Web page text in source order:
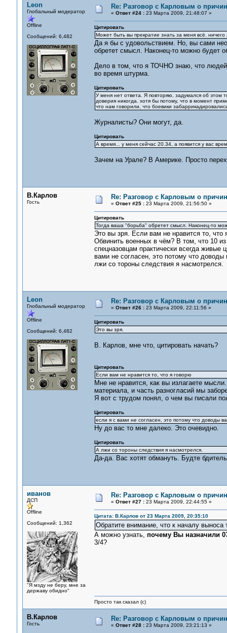
Leon
Глобальный модератор
Offline
Сообщений: 6,482
Re: Разговор с Карловым о
« Ответ #24 :23 Марта 2009, 21:48:07 »
Цитировать
Может быть вы прекратие знать за меня всё. ничего
Да я бы с удовольствием. Но, вы сами
обретет смысл. Наконец-то можно будет
Дело в том, что я ТОЧНО знаю, что
во время штурма.
Цитировать
У меня нет ответа. Я повторяю, задумался об
доверия никогда. хотя бы потому, что в момент
что нам говорили, что боевики
Журналисты? Они могут, да.
Цитировать
А время... у меня сейчас 20.34, а появится у вас
Зачем на Урале? В Америке. Просто
В.Карлов
Гость
Re: Разговор с Карловым о
« Ответ #25 :23 Марта 2009, 21:56:50 »
Цитировать
Тогда ваша "борьба" обретет смысл. Наконец-то
Это вы зря. Если вам не нравится то, что
Обвинить военных в чём? В том, что 10
спецназовцам практически всегда
вами не согласен, это потому что
лжи со тороны следствия я насмотрелся.
Leon
Глобальный модератор
Offline
Сообщений: 6,482
Re: Разговор с Карловым о
« Ответ #26 :23 Марта 2009, 22:11:56 »
Цитировать
Это вы зря.
В. Карлов, мне что, цитировать начать?
Цитировать
Если вам не нравится то, что я говорю
Мне не нравится, как вы излагаете
материала, и часть разногласий мы
Я вот с трудом понял, о чем вы писали
Цитировать
если я с вами не согласен, это потому что доводы
Ну до вас то мне далеко. Это очевидно.
Цитировать
А лжи со тороны следствия я насмотрелся.
Да-да. Вас хотят обмануть. Будте
иванов
ДСП
Offline
Сообщений: 1,362
"Я мзду не беру, мне за
державу обидно"
Re: Разговор с Карловым о
« Ответ #27 :23 Марта 2009, 22:44:55 »
Цитата: В.Карлов от 23 Марта 2009, 20:35:10
Обратите внимание, что к началу
А можно узнать, почему Вы назначили
3/4?
Просто так сказал (с)
В.Карлов
Гость
Re: Разговор с Карловым о
« Ответ #28 :23 Марта 2009, 23:21:13 »